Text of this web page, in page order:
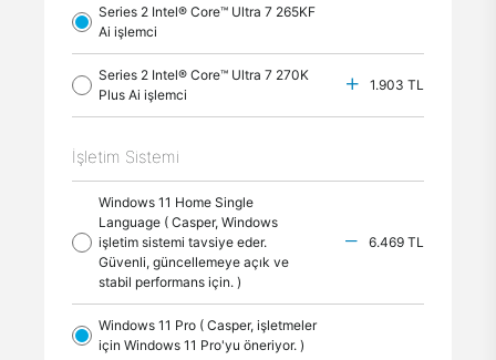
Series 2 Intel® Core™ Ultra 7 265KF
Ai işlemci
Series 2 Intel® Core™ Ultra 7 270K
Plus Ai işlemci
1.903 TL
İşletim Sistemi
Windows 11 Home Single
Language ( Casper, Windows
işletim sistemi tavsiye eder.
Güvenli, güncellemeye açık ve
stabil performans için. )
6.469 TL
Windows 11 Pro ( Casper, işletmeler
için Windows 11 Pro'yu öneriyor. )